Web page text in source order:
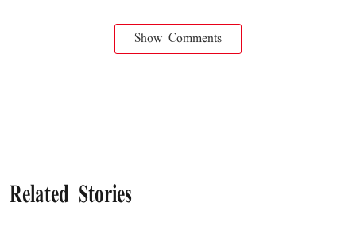
Show Comments
Related Stories